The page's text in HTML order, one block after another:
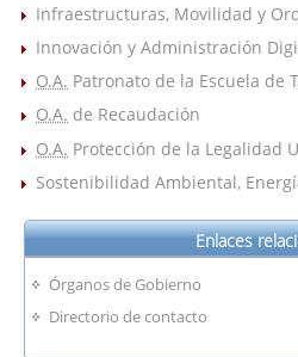
Infraestructuras, Movilidad y
Innovación y Administración
O.A. Patronato de la Escuela de
O.A. de Recaudación
O.A. Protección de la Legalidad
Sostenibilidad Ambiental,
Enlaces
Órganos de Gobierno
Directorio de contacto